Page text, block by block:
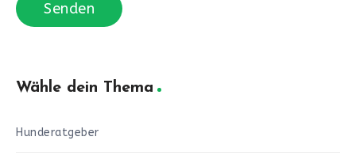
Wähle dein Thema
Hunderatgeber